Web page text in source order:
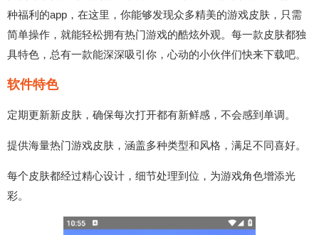
种福利的app，在这里，你能够发现众多精美的游戏皮肤，只需
简单操作，就能轻松拥有热门游戏的酷炫外观。每一款皮肤都独
具特色，总有一款能深深吸引你，心动的小伙伴们快来下载吧。
软件特色
定期更新新皮肤，确保每次打开都有新鲜感，不会感到单调。
提供海量热门游戏皮肤，涵盖多种类型和风格，满足不同喜好。
每个皮肤都经过精心设计，细节处理到位，为游戏角色增添光
彩。